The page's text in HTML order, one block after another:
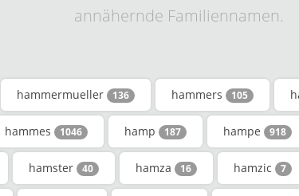
annähernde Familiennamen.
hammermueller 136 hammers 105
hammes 1046 hamp 187 hampe 918
hamster 40 hamza 16 hamzic 7